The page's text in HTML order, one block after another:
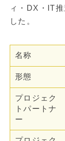
ィ・DX・IT
した。
名称
形態
プロジェク
トパートナ
ー